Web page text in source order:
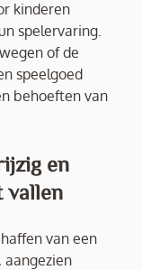
kinderen
spelervaring.
of de
speelgoed
behoeften van
en
vallen
van een
aangezien